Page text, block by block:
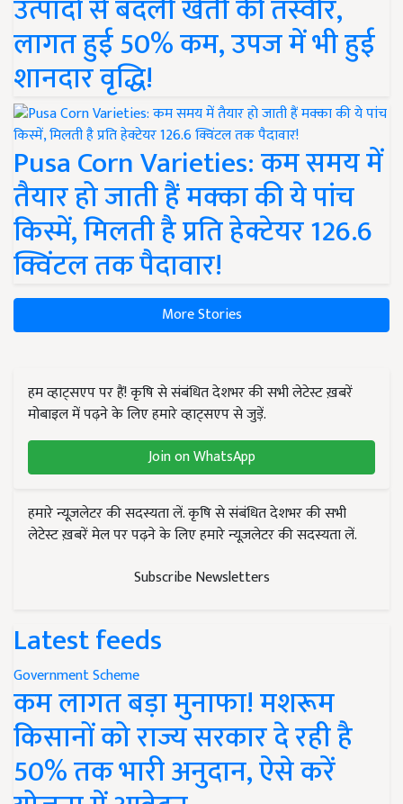
उत्पादों से बदली खेती की तस्वीर,
लागत हुई 50% कम, उपज में भी हुई
शानदार वृद्धि!
Pusa Corn Varieties: कम समय में
तैयार हो जाती हैं मक्का की ये पांच
किस्में, मिलती है प्रति हेक्टेयर 126.6
क्विंटल तक पैदावार!
More Stories
हम व्हाट्सएप पर हैं! कृषि से संबंधित देशभर की सभी लेटेस्ट ख़बरें
मोबाइल में पढ़ने के लिए हमारे व्हाट्सएप से जुड़ें.
Join on WhatsApp
हमारे न्यूज़लेटर की सदस्यता लें. कृषि से संबंधित देशभर की सभी
लेटेस्ट ख़बरें मेल पर पढ़ने के लिए हमारे न्यूज़लेटर की सदस्यता लें.
Subscribe Newsletters
Latest feeds
Government Scheme
कम लागत बड़ा मुनाफा! मशरूम
किसानों को राज्य सरकार दे रही है
50% तक भारी अनुदान, ऐसे करें